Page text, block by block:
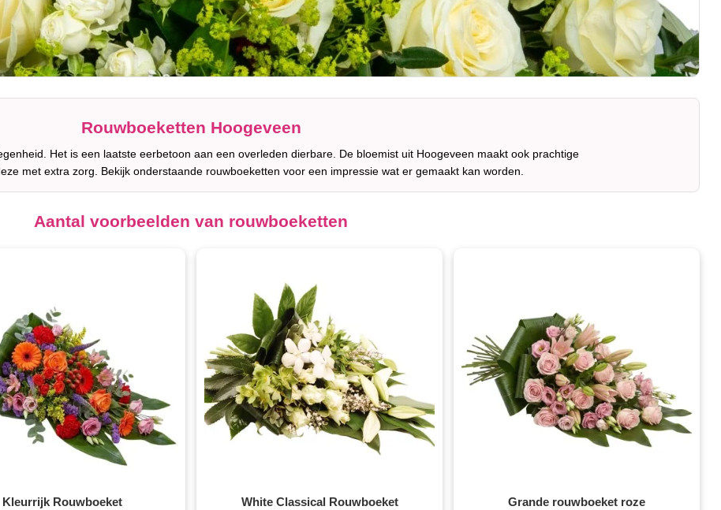
Rouwboeketten Hoogeveen
Het is een laatste eerbetoon aan een overleden dierbare. De bloemist uit Hoogeveen maakt ook prachtige
met extra zorg. Bekijk onderstaande rouwboeketten voor een impressie wat er gemaakt kan worden.
Aantal voorbeelden van rouwboeketten
Kleurrijk Rouwboeket White Classical Rouwboeket Grande rouwboeket roze